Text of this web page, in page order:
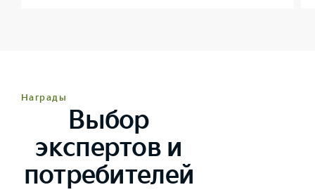
Награды
Выбор
экспертов и
потребителей